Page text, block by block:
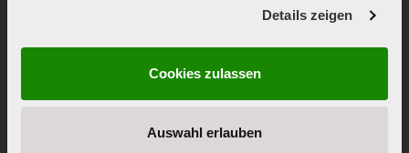
Details zeigen
Cookies zulassen
Auswahl erlauben
+43 732 77 89 36